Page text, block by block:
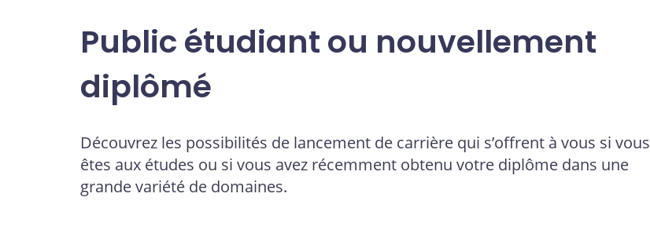
Public étudiant ou nouvellement
diplômé
Découvrez les possibilités de lancement de carrière qui s’offrent à vous si vous
êtes aux études ou si vous avez récemment obtenu votre diplôme dans une
grande variété de domaines.